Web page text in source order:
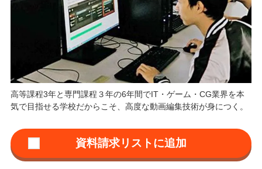
高等課程3年と専門課程３年の6年間でIT・ゲーム・CG業界を本
気で目指せる学校だからこそ、高度な動画編集技術が身につく。